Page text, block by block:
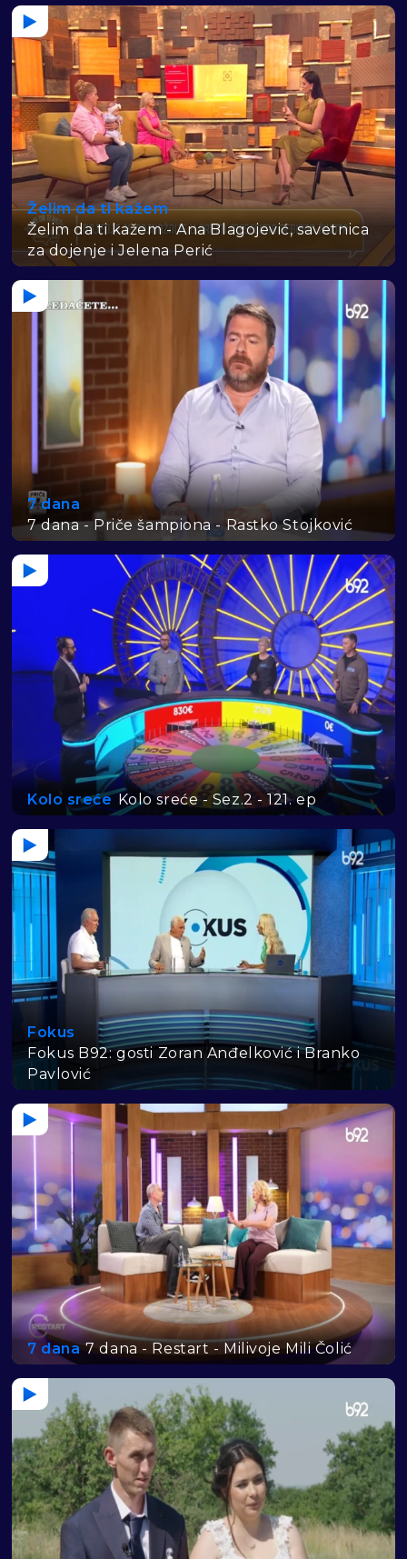
Želim da ti kažem
Želim da ti kažem - Ana Blagojević, savetnica
za dojenje i Jelena Perić
7 dana
7 dana - Priče šampiona - Rastko Stojković
Kolo sreće Kolo sreće - Sez.2 - 121. ep
Fokus
Fokus B92: gosti Zoran Anđelković i Branko
Pavlović
7 dana 7 dana - Restart - Milivoje Mili Čolić